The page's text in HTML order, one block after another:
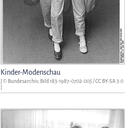
Kinder-Modenschau
[ © Bundesarchiv, Bild 183-1987-0702-005 /CC BY-SA 3.0
]